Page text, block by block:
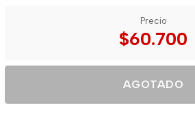
Precio
$60.700
AGOTADO